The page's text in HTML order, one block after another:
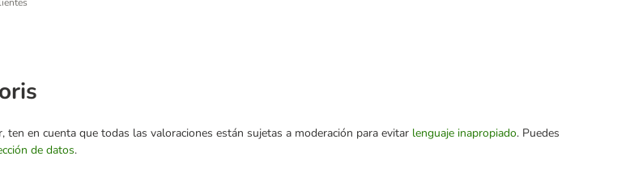
ten en cuenta que todas las valoraciones están sujetas a moderación para evitar lenguaje inapropiado. Puedes
de datos.